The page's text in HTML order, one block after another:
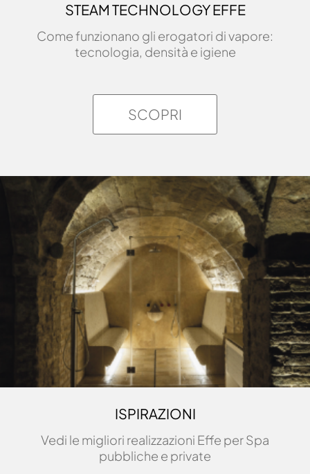
STEAM TECHNOLOGY EFFE
Come funzionano gli erogatori di vapore:
tecnologia, densità e igiene
SCOPRI
ISPIRAZIONI
Vedi le migliori realizzazioni Effe per Spa
pubbliche e private